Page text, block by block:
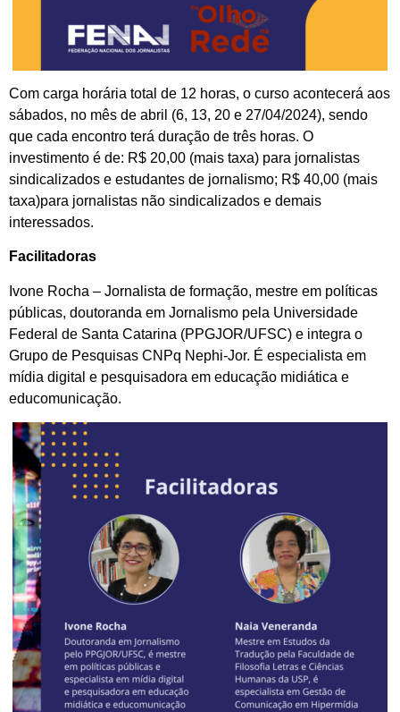
Com carga horária total de 12 horas, o curso acontecerá aos
sábados, no mês de abril (6, 13, 20 e 27/04/2024), sendo
que cada encontro terá duração de três horas. O
investimento é de: R$ 20,00 (mais taxa) para jornalistas
sindicalizados e estudantes de jornalismo; R$ 40,00 (mais
taxa)para jornalistas não sindicalizados e demais
interessados.
Facilitadoras
Ivone Rocha – Jornalista de formação, mestre em políticas
públicas, doutoranda em Jornalismo pela Universidade
Federal de Santa Catarina (PPGJOR/UFSC) e integra o
Grupo de Pesquisas CNPq Nephi-Jor. É especialista em
mídia digital e pesquisadora em educação midiática e
educomunicação.